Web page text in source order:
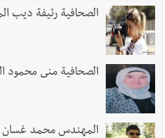
الصحافية رئيفة ديب
الصحافية منى محمود
المهندس محمد غسان